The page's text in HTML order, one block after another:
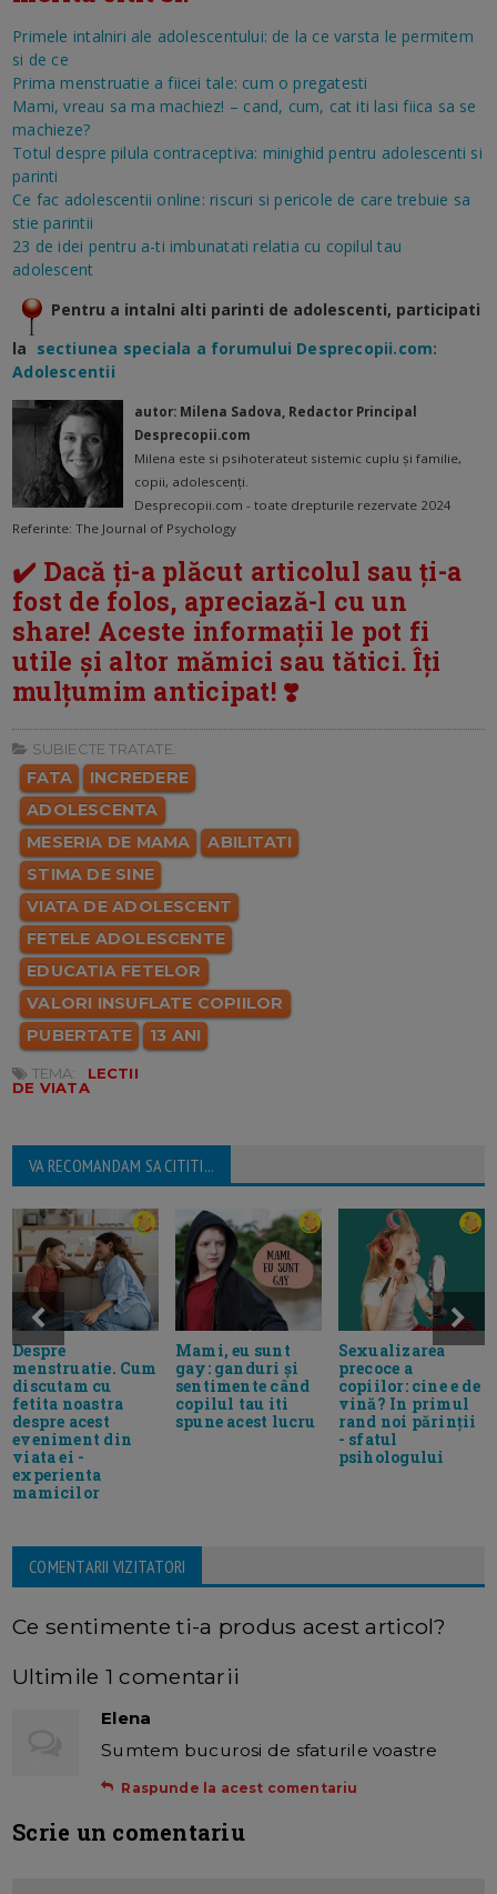
Primele intalniri ale adolescentului: de la ce varsta le permitem
si de ce
Prima menstruatie a fiicei tale: cum o pregatesti
Mami, vreau sa ma machiez! – cand, cum, cat iti lasi fiica sa se
machieze?
Totul despre pilula contraceptiva: minighid pentru adolescenti si
parinti
Ce fac adolescentii online: riscuri si pericole de care trebuie sa
stie parintii
23 de idei pentru a-ti imbunatati relatia cu copilul tau
adolescent
Pentru a intalni alti parinti de adolescenti, participati
la sectiunea speciala a forumului Desprecopii.com:
Adolescentii
autor: Milena Sadova, Redactor Principal
Desprecopii.com
Milena este si psihoterateut sistemic cuplu și familie,
copii, adolescenți.
Desprecopii.com - toate drepturile rezervate 2024
Referinte: The Journal of Psychology
✔️ Dacă ți-a plăcut articolul sau ți-a
fost de folos, apreciază-l cu un
share! Aceste informații le pot fi
utile și altor mămici sau tătici. Îți
mulțumim anticipat! ❣️
SUBIECTE TRATATE:
FATA
INCREDERE
ADOLESCENTA
MESERIA DE MAMA
ABILITATI
STIMA DE SINE
VIATA DE ADOLESCENT
FETELE ADOLESCENTE
EDUCATIA FETELOR
VALORI INSUFLATE COPIILOR
PUBERTATE
13 ANI
TEMA:
LECTII
DE VIATA
VA RECOMANDAM SA CITITI...
Despre
menstruatie. Cum
discutam cu
fetita noastra
despre acest
eveniment din
viata ei -
experienta
mamicilor
Mami, eu sunt
gay: ganduri și
sentimente când
copilul tau iti
spune acest lucru
Sexualizarea
precoce a
copiilor: cine e de
vină? In primul
rand noi părinții
- sfatul
psihologului
COMENTARII VIZITATORI
Ce sentimente ti-a produs acest articol?
Ultimile 1 comentarii
Elena
Sumtem bucurosi de sfaturile voastre
Raspunde la acest comentariu
Scrie un comentariu